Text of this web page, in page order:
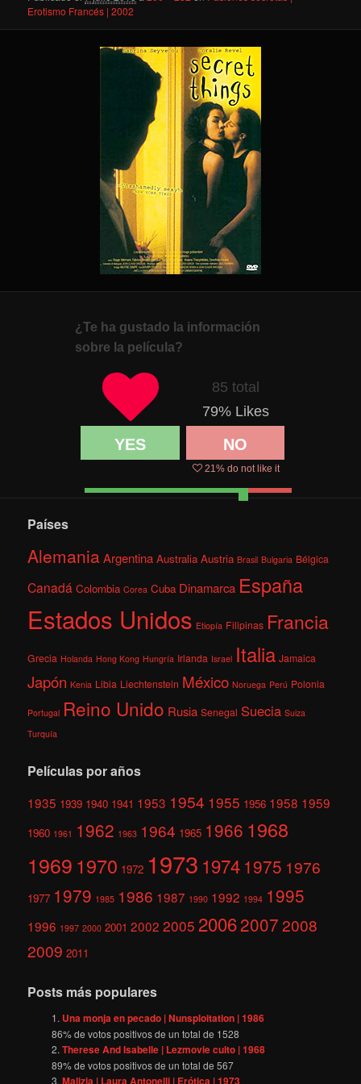
Erotismo Francés | 2002
¿Te ha gustado la información
sobre la película?
85 total
79% Likes
YES NO
21% do not like it
Países
AlemaniaArgentina Australia Austria Brasil Bulgaria Bélgica
Canadá Colombia Corea Cuba Dinamarca España
Estados Unidos Etiopía Filipinas Francia
Grecia Holanda Hong Kong Hungría Irlanda Israel Italia Jamaica
Japón Kenia Libia Liechtenstein México Noruega Perú Polonia
Portugal Reino Unido Rusia Senegal Suecia Suiza
Turquía
Películas por años
1935 1939 1940 1941 1953 1954 1955 1956 1958 1959
1960 1961 1962 1963 1964 1965 1966 1968
1969 1970 1972 1973 1974 1975 1976
1977 1979 1985 1986 1987 1990 1992 1994 1995
1996 1997 2000 2001 2002 2005 200620072008
2009 2011
Posts más populares
Una monja en pecado | Nunsploitation | 1986
86% de votos positivos de un total de 1528
Therese And Isabelle | Lezmovie culto | 1968
89% de votos positivos de un total de567
Malizia | Laura Antonelli | Erótica | 1973